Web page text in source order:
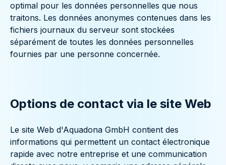
optimal pour les données personnelles que nous
traitons. Les données anonymes contenues dans les
fichiers journaux du serveur sont stockées
séparément de toutes les données personnelles
fournies par une personne concernée.
Options de contact via le site Web
Le site Web d'Aquadona GmbH contient des
informations qui permettent un contact électronique
rapide avec notre entreprise et une communication